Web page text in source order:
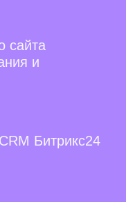
сайта
и
Битрикс24